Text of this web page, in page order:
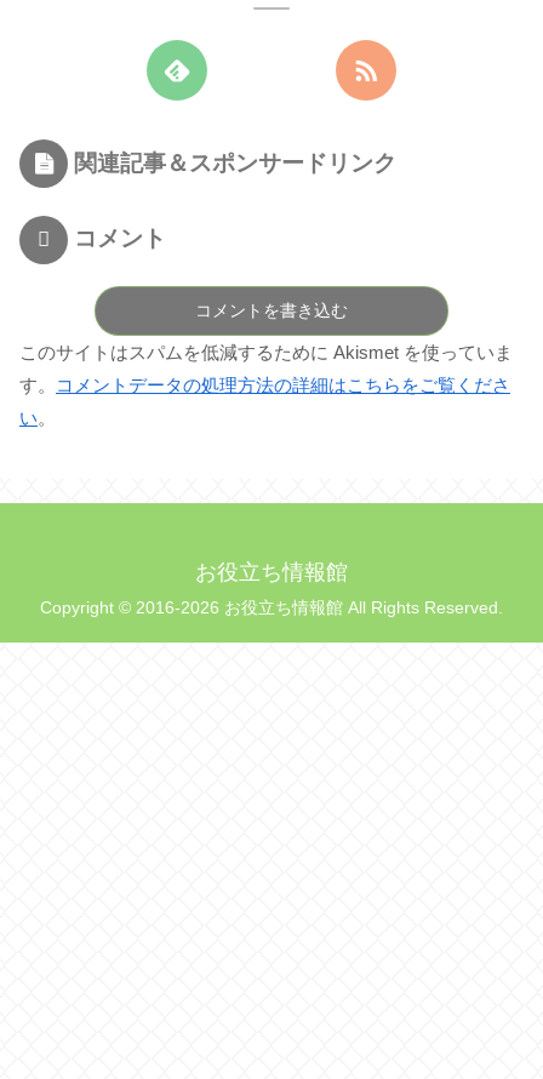
関連記事＆スポンサードリンク
コメント
コメントを書き込む
このサイトはスパムを低減するために Akismet を使っていま
す。
コメントデータの処理方法の詳細はこちらをご覧くださ
い。
お役立ち情報館
Copyright © 2016-2026 お役立ち情報館 All Rights Reserved.